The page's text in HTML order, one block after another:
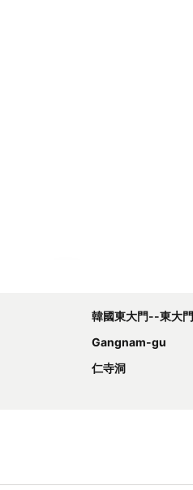
韓國東大門--東大門
Gangnam-gu
仁寺洞